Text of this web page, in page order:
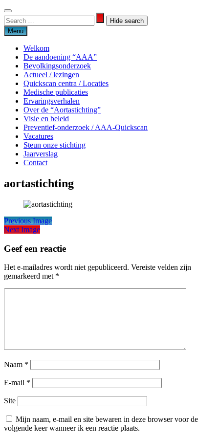
Skip
to
content
Search
for:
Search
Menu
Welkom
De aandoening “AAA”
Bevolkingsonderzoek
Actueel / lezingen
Quickscan centra / Locaties
Medische publicaties
Ervaringsverhalen
Over de “Aortastichting”
Visie en beleid
Preventief-onderzoek / AAA-Quickscan
Vacatures
Steun onze stichting
Jaarverslag
Contact
Aortastichting
aortastichting
Previous Image
Next Image
Geef een reactie
Het e-mailadres wordt niet gepubliceerd. Vereiste velden zijn
gemarkeerd met *
Naam *
E-mail *
Site
Mijn naam, e-mail en site bewaren in deze browser voor de
volgende keer wanneer ik een reactie plaats.